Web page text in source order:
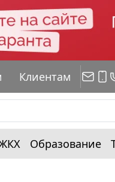
Клиентам
Образование